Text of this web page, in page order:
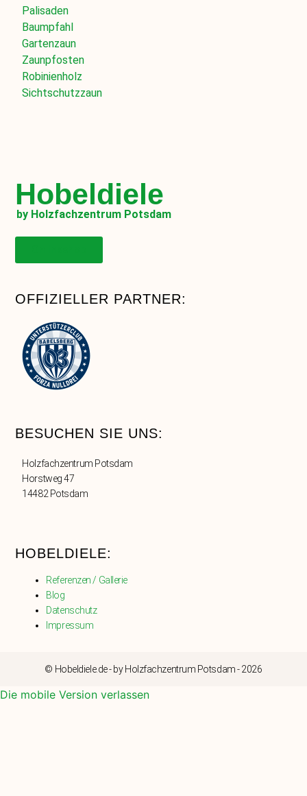
Palisaden
Baumpfahl
Gartenzaun
Zaunpfosten
Robinienholz
Sichtschutzzaun
Hobeldiele
by Holzfachzentrum Potsdam
OFFIZIELLER PARTNER:
BESUCHEN SIE UNS:
Holzfachzentrum Potsdam
Horstweg 47
14482 Potsdam
HOBELDIELE:
Referenzen / Gallerie
Blog
Datenschutz
Impressum
© Hobeldiele.de - by Holzfachzentrum Potsdam - 2026
Die mobile Version verlassen